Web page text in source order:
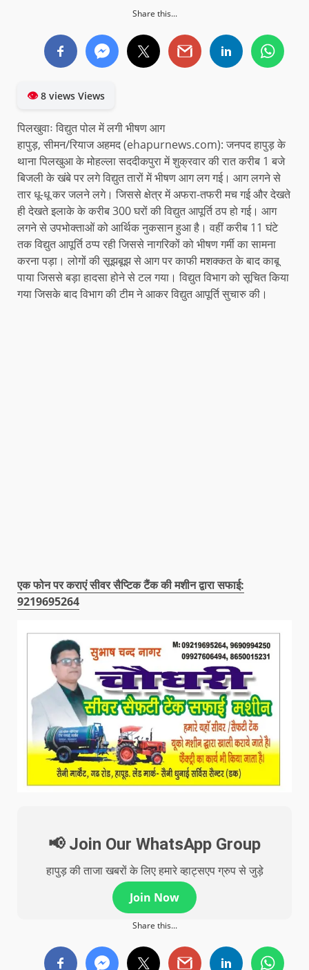
Share this...
👁8 views Views
पिलखुवाः विद्युत पोल में लगी भीषण आग
हापुड़, सीमन/रियाज अहमद (ehapurnews.com): जनपद हापुड़ के
थाना पिलखुआ के मोहल्ला सददीकपुरा में शुक्रवार की रात करीब 1 बजे
बिजली के खंबे पर लगे विद्युत तारों में भीषण आग लग गई। आग लगने से
तार धू-धू कर जलने लगे। जिससे क्षेत्र में अफरा-तफरी मच गई और देखते
ही देखते इलाके के करीब 300 घरों की विद्युत आपूर्ति ठप हो गई। आग
लगने से उपभोक्ताओं को आर्थिक नुकसान हुआ है। वहीं करीब 11 घंटे
तक विद्युत आपूर्ति ठप्प रही जिससे नागरिकों को भीषण गर्मी का सामना
करना पड़ा। लोगों की सूझबूझ से आग पर काफी मशक्कत के बाद काबू
पाया जिससे बड़ा हादसा होने से टल गया। विद्युत विभाग को सूचित किया
गया जिसके बाद विभाग की टीम ने आकर विद्युत आपूर्ति सुचारु की।
एक फोन पर कराएं सीवर सैप्टिक टैंक की मशीन द्वारा सफाई:
9219695264
📢 Join Our WhatsApp Group
हापुड़ की ताजा खबरों के लिए हमारे व्हाट्सएप ग्रुप से जुड़े
Join Now
Share this...